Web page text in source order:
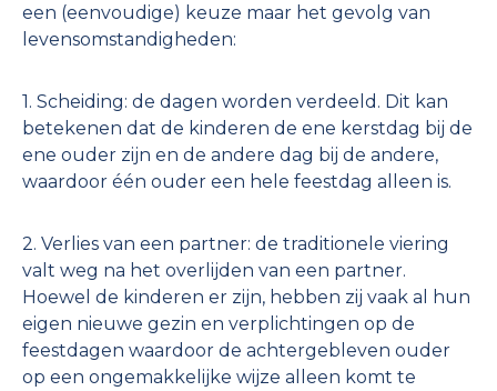
een (eenvoudige) keuze maar het gevolg van
levensomstandigheden:
1. Scheiding: de dagen worden verdeeld. Dit kan
betekenen dat de kinderen de ene kerstdag bij de
ene ouder zijn en de andere dag bij de andere,
waardoor één ouder een hele feestdag alleen is.
2. Verlies van een partner: de traditionele viering
valt weg na het overlijden van een partner.
Hoewel de kinderen er zijn, hebben zij vaak al hun
eigen nieuwe gezin en verplichtingen op de
feestdagen waardoor de achtergebleven ouder
op een ongemakkelijke wijze alleen komt te